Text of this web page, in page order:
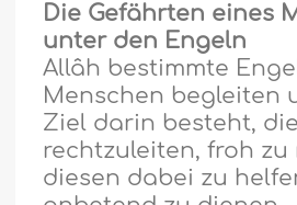
Die Gefährten eines
unter den Engeln
Allâh bestimmte
Menschen begleiten
Ziel darin besteht,
rechtzuleiten, froh zu
diesen dabei zu